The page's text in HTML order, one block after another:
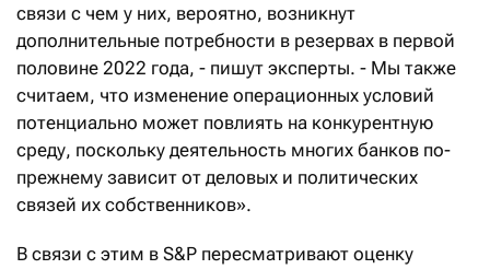
связи с чем у них, вероятно, возникнут
дополнительные потребности в резервах в первой
половине 2022 года, - пишут эксперты. - Мы также
считаем, что изменение операционных условий
потенциально может повлиять на конкурентную
среду, поскольку деятельность многих банков по-
прежнему зависит от деловых и политических
связей их собственников».
В связи с этим в S&P пересматривают оценку